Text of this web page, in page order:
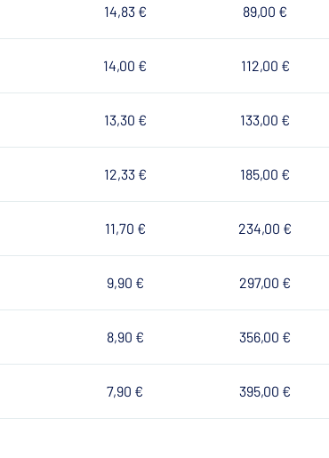
14,83 € 89,00 €
14,00 € 112,00 €
13,30 € 133,00 €
12,33 € 185,00 €
11,70 € 234,00 €
9,90 € 297,00 €
8,90 € 356,00 €
7,90 € 395,00 €